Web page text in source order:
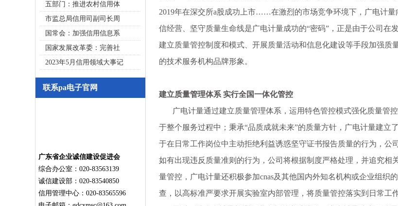
五部门：推进农村信用体
市监总局信用司副司长周
国常会：加强信用信息系
国家发展改革委：完善社
2023年5月信用领域大事记
联系pa电子官网
广东省企业诚信建设促进会
综合办公室：020-83563139
诚信建设部：020-83540850
信用管理中心：020-83565596
2019年在深交所a股成功上市……在激烈的市场竞争环境下，广电计
信经营、坚守质量生命线是广电计量成功的“密码”，正是由于公司
建立质量管控制度和模式、开展质量活动和信息化建设等手段加强
的技术服务机构品牌形象。
建立质量管理体系 实行全国一体化管控
广电计量通过建立质量管理体系，运用特色管控模式强化质量管
于整个服务过程中；秉承“品质成就未来”的质量方针，广电计量建
于在日常工作岗位中主动拒绝利益诱惑坚守证书报告质量的行为，公
如有出现违反质量准则的行为，公司将根据制度严格处理，并追究
量管控，广电计量还积极参加cnas及其他国内外知名机构或企业组织
查，以高标准严要求开展实验室内部管理，将质量管控落实到日常工作